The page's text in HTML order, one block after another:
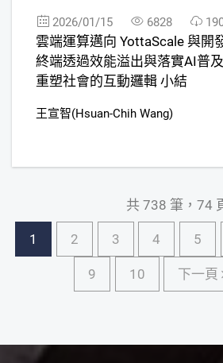
2026/01/15 6828
雲端運算邁向 YottaScale 與開
終端透過效能溢出與落實AI普
重塑社會的互動邏輯 小結
王宣智(Hsuan-Chih Wang)
共 738 筆，74
1 2 3 4 5
9 10 下一頁